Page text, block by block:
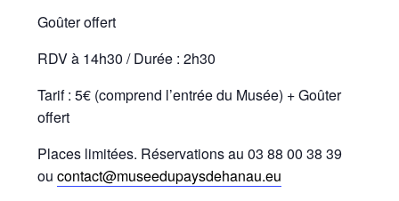
Goûter offert
RDV à 14h30 / Durée : 2h30
Tarif : 5€ (comprend l’entrée du Musée) + Goûter
offert
Places limitées. Réservations au 03 88 00 38 39
oucontact@museedupaysdehanau.eu